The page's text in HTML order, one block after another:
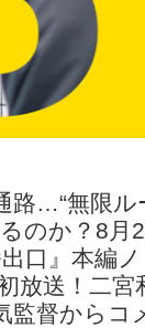
路…“無限ル
のか？8月
口』本編ノ
放送！二宮
監督からコ